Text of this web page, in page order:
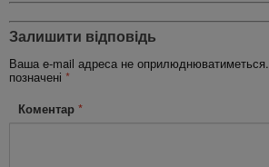
Залишити відповідь
Ваша e-mail адреса не оприлюднюватиметься.
позначені *
Коментар *